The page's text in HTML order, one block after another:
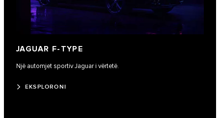
JAGUAR F-TYPE
Një automjet sportiv Jaguar i vërtetë.
EKSPLORONI